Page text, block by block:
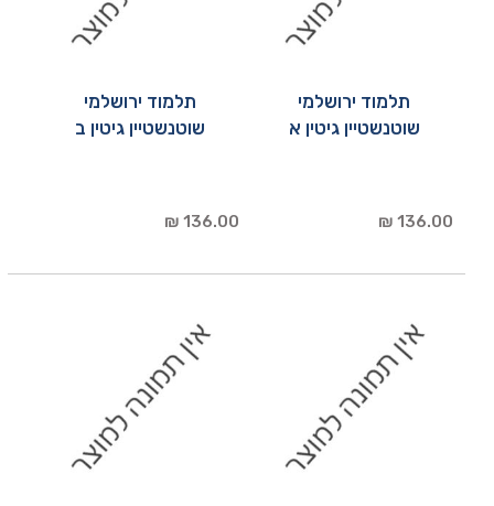
תלמוד ירושלמי
שוטנשטיין גיטין א
136.00 ₪
תלמוד ירושלמי
שוטנשטיין גיטין ב
136.00 ₪